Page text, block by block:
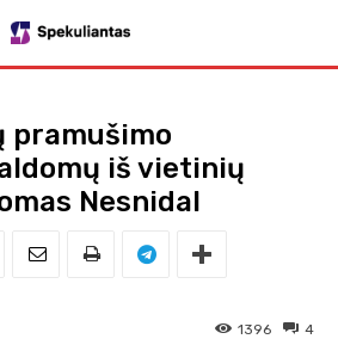
pramušimo
iš vietinių
Nesnidal
4
1396